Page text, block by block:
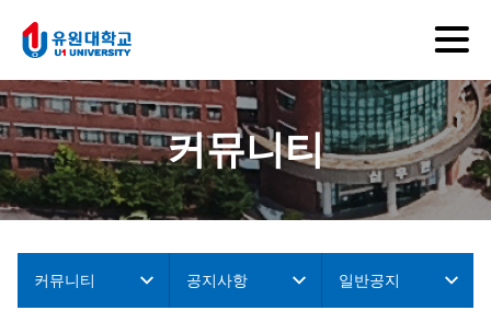
커뮤니티
커뮤니티 공지사항 일반공지